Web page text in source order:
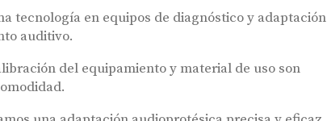
tecnología en equipos de diagnóstico y adaptación
auditivo.
del equipamiento y material de uso son